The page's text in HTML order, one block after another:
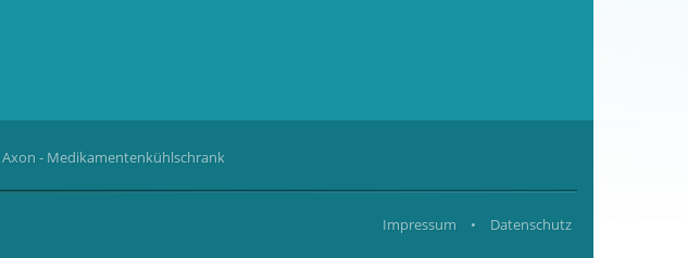
Axon - Medikamentenkühlschrank
Impressum • Datenschutz